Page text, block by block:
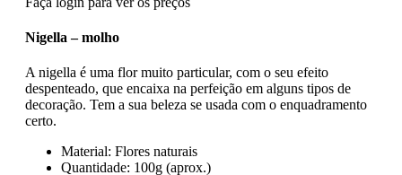
Nigella – molho
A nigella é uma flor muito particular, com o seu efeito
despenteado, que encaixa na perfeição em alguns tipos de
decoração. Tem a sua beleza se usada com o enquadramento
certo.
Material: Flores naturais
Quantidade: 100g (aprox.)